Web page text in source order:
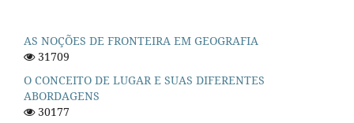
AS NOÇÕES DE FRONTEIRA EM GEOGRAFIA
31709
O CONCEITO DE LUGAR E SUAS DIFERENTES
ABORDAGENS
30177